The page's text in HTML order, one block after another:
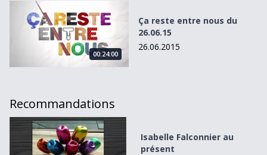
Ça reste entre nous du 26.06.15
00:24:00
Ça reste entre nous du
26.06.15
26.06.2015
Recommandations
Isabelle Falconnier au présent
Isabelle Falconnier au
présent